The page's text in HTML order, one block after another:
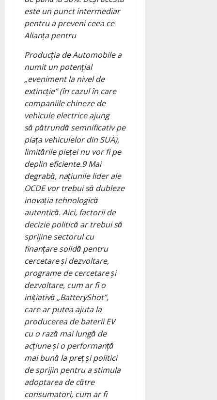
este un punct intermediar
pentru a preveni ceea ce
Alianța pentru
Producția de Automobile a
numit un potențial
„eveniment la nivel de
extincție” (în cazul în care
companiile chineze de
vehicule electrice ajung
să pătrundă semnificativ pe
piața vehiculelor din SUA),
limitările pieței nu vor fi pe
deplin eficiente.9Mai
degrabă, națiunile lider ale
OCDE vor trebui să dubleze
inovația tehnologică
autentică. Aici, factorii de
decizie politică ar trebui să
sprijine sectorul cu
finanțare solidă pentru
cercetare și dezvoltare,
programe de cercetare și
dezvoltare, cum ar fi o
inițiativă „BatteryShot”,
care ar putea ajuta la
producerea de baterii EV
cu o rază mai lungă de
acțiune și o performanță
mai bună la preț și politici
de sprijin pentru a stimula
adoptarea de către
consumatori, cum ar fi